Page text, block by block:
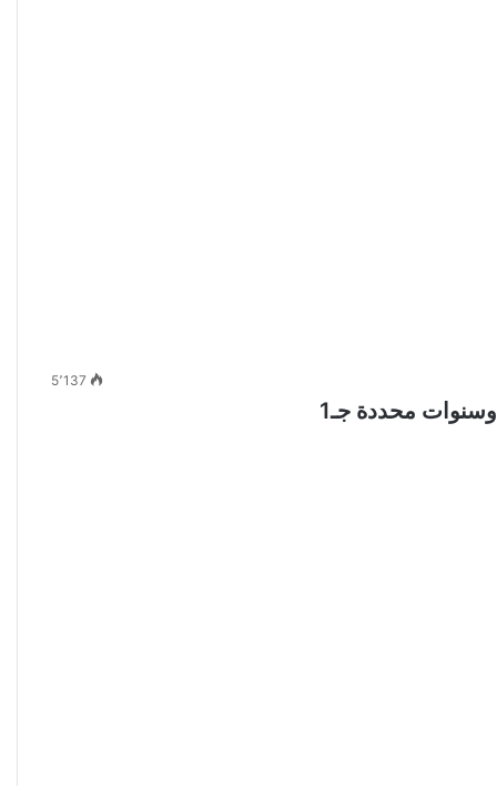
5٬137
محددة جـ1